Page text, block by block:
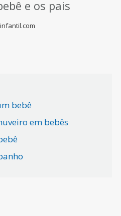
e os pais
bebê
em bebês